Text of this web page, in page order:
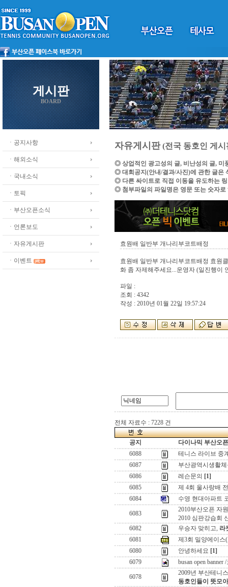
게시판
BOARD
ㆍ공지사항
ㆍ해외소식
ㆍ국내소식
ㆍ토픽
ㆍ부산오픈소식
ㆍ언론보도
ㆍ자유게시판
ㆍ이벤트
자유게시판(전국 동호인 게시
◎ 상업적인 광고성의 글, 비난성의 글, 미
◎ 대회공지(안내/결과/사진)에 관한 글은
◎ 다른 싸이트로 직접 이동을 유도하는
◎ 첨부파일의 파일명은 영문 또는 숫자로
효원배 일반부 개나리부코트배정
효원배 일반부 개나리부코트배정 효원
화 좀 자제해주세요...운영자 (일진행이
파일 :
조회 : 4342
작성 : 2010년 01월 22일 19:57:24
전체 자료수 : 7228 건
공지
다이나믹 부산오
6088
테니스 라이브 중
6087
부산광역시생활
6086
레슨문의 [1]
6085
제 4회 울사랑배
6084
수영 현대아파트
6083
2010부산오픈 자
2010 심판강습회
6082
우승자 맞히고, 라
6081
제3회 밀양에이스
6080
안녕하세요 [1]
6079
busan open
6078
2009년 부산테니
동호인들이 뜻모